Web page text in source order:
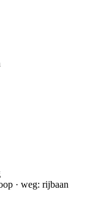
· weg: rijbaan